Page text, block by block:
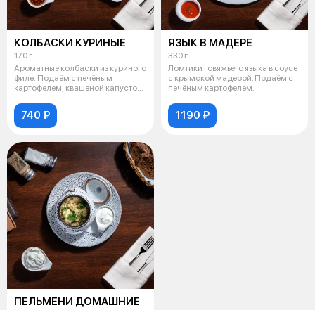
КОЛБАСКИ КУРИНЫЕ
170 г
Ароматные колбаски из куриного
филе. Подаём с печёным
картофелем, квашеной капустой
740 ₽
ЯЗЫК В МАДЕРЕ
330 г
Ломтики говяжьего языка в соусе
с крымской мадерой. Подаём с
печёным картофелем.
1190 ₽
ПЕЛЬМЕНИ ДОМАШНИЕ